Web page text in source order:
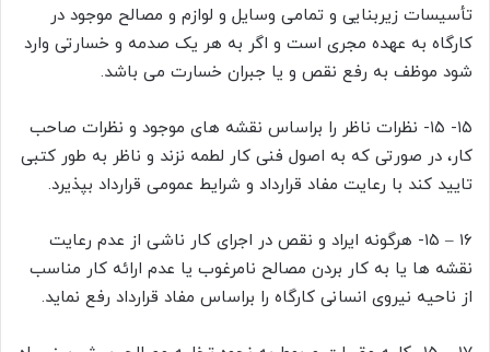
تأسیسات زیربنایی و تمامی وسایل و لوازم و مصالح موجود در
کارگاه به عهده مجری است و اگر به هر یک صدمه و خسارتی وارد
شود موظف به رفع نقص و یا جبران خسارت می باشد.
۱۵- ۱۵- نظرات ناظر را براساس نقشه های موجود و نظرات صاحب
کار، در صورتی که به اصول فنی کار لطمه نزند و ناظر به طور کتبی
تایید کند با رعایت مفاد قرارداد و شرایط عمومی قرارداد بپذیرد.
۱۶ – ۱۵- هرگونه ایراد و نقص در اجرای کار ناشی از عدم رعایت
نقشه ها یا به کار بردن مصالح نامرغوب یا عدم ارائه کار مناسب
از ناحیه نیروی انسانی کارگاه را براساس مفاد قرارداد رفع نماید.